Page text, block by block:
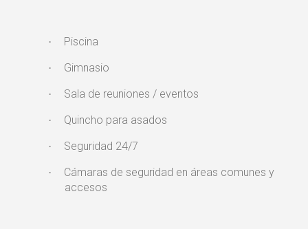
· Piscina
· Gimnasio
· Sala de reuniones / eventos
· Quincho para asados
· Seguridad 24/7
·
Cámaras de seguridad en áreas comunes y
accesos